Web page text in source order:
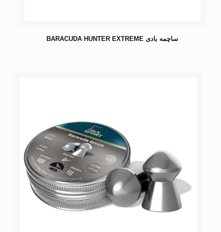
ساچمه بادی BARACUDA HUNTER EXTREME